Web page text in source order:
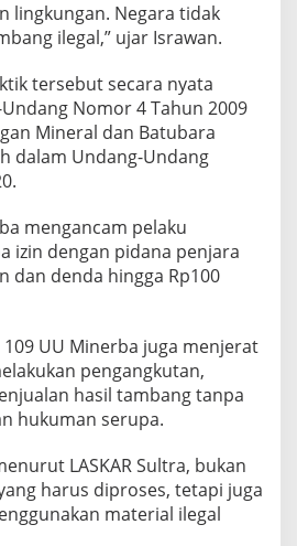
lingkungan. Negara tidak
ilegal,” ujar Israwan.
tersebut secara nyata
Nomor 4 Tahun 2009
Mineral dan Batubara
dalam Undang-Undang
mengancam pelaku
izin dengan pidana penjara
dan denda hingga Rp100
109 UU Minerba juga menjerat
pengangkutan,
hasil tambang tanpa
hukuman serupa.
LASKAR Sultra, bukan
harus diproses, tetapi juga
material ilegal